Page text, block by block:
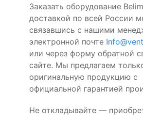
Заказать оборудование
доставкой по всей России
связавшись с нашими
электронной почте
или через форму обратной
сайте. Мы предлагаем
оригинальную продукцию с
официальной гарантией
Не откладывайте —